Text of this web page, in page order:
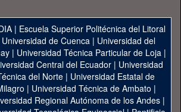
| Escuela Superior Politécnica del Litoral
Universidad de Cuenca| Universidad del
| Universidad Técnica Particular de Loja|
Central del Ecuador| Universidad
del Norte | Universidad Estatal de
| Universidad Técnica de Ambato |
Regional Autónoma de los Andes|